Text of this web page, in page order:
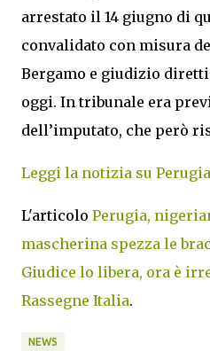
arrestato il 14 giugno di
convalidato con misura
Bergamo e giudizio
oggi. In tribunale era
dell’imputato, che però
Leggi la notizia su
L'articolo Perugia,
mascherina spezza le
Giudice lo libera, ora è
Rassegne Italia.
NEWS